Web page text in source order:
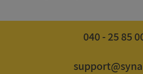
040 - 25 85